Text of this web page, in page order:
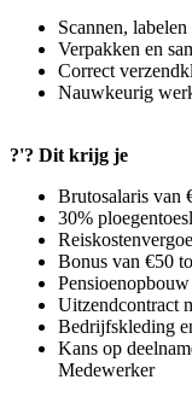
Scannen,
Verpakken en
Correct
Nauwkeurig
?'? Dit krijg je
Brutosalaris van
30%
Bonus van €50
Uitzendcontract
Bedrijfskleding
Kans op
Medewerker